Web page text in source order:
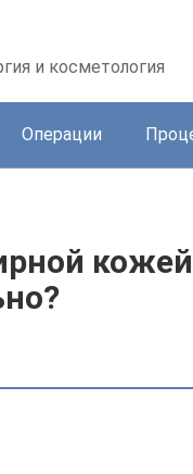
и косметология
Операции